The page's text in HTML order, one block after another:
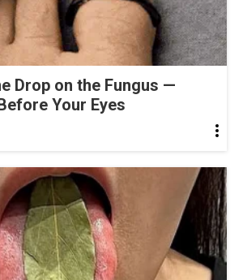
Drop on the Fungus —
Your Eyes